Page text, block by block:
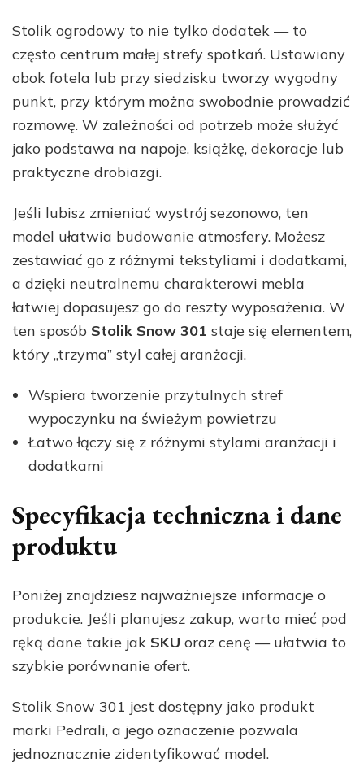
Stolik ogrodowy to nie tylko dodatek — to
często centrum małej strefy spotkań. Ustawiony
obok fotela lub przy siedzisku tworzy wygodny
punkt, przy którym można swobodnie prowadzić
rozmowę. W zależności od potrzeb może służyć
jako podstawa na napoje, książkę, dekoracje lub
praktyczne drobiazgi.
Jeśli lubisz zmieniać wystrój sezonowo, ten
model ułatwia budowanie atmosfery. Możesz
zestawiać go z różnymi tekstyliami i dodatkami,
a dzięki neutralnemu charakterowi mebla
łatwiej dopasujesz go do reszty wyposażenia. W
ten sposób Stolik Snow 301 staje się elementem,
który „trzyma” styl całej aranżacji.
Wspiera tworzenie przytulnych stref
wypoczynku na świeżym powietrzu
Łatwo łączy się z różnymi stylami aranżacji i
dodatkami
Specyfikacja techniczna i dane
produktu
Poniżej znajdziesz najważniejsze informacje o
produkcie. Jeśli planujesz zakup, warto mieć pod
ręką dane takie jak SKU oraz cenę — ułatwia to
szybkie porównanie ofert.
Stolik Snow 301 jest dostępny jako produkt
marki Pedrali, a jego oznaczenie pozwala
jednoznacznie zidentyfikować model.